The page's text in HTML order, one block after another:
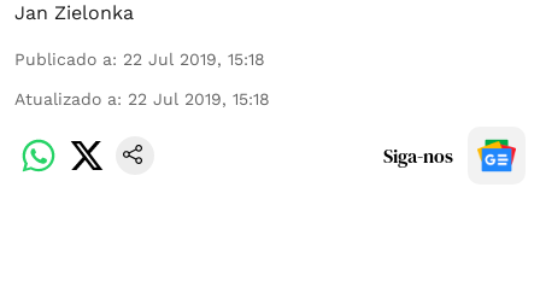
Jan Zielonka
Publicado a: 22 Jul 2019, 15:18
Atualizado a: 22 Jul 2019, 15:18
Siga-nos